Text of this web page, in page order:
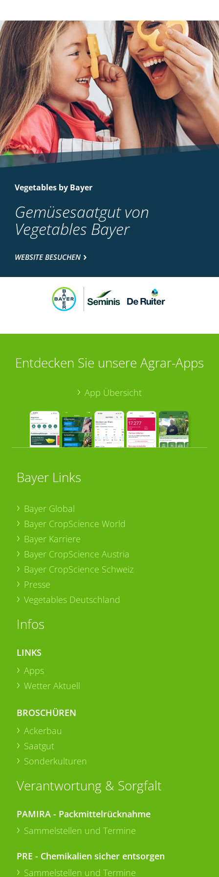
Vegetables by Bayer
Gemüsesaatgut von
Vegetables Bayer
WEBSITE BESUCHEN
Entdecken Sie unsere Agrar-Apps
App Übersicht
Bayer Links
Bayer Global
Bayer CropScience World
Bayer Karriere
Bayer CropScience Austria
Bayer CropScience Schweiz
Presse
Vegetables Deutschland
Infos
LINKS
Apps
Wetter Aktuell
BROSCHÜREN
Ackerbau
Saatgut
Sonderkulturen
Verantwortung & Sorgfalt
PAMIRA - Packmittelrücknahme
Sammelstellen und Termine
PRE - Chemikalien sicher entsorgen
Sammelstellen und Termine